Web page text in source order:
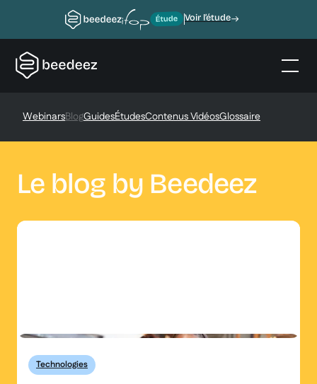
Voir l’étude
WebinarsBlogGuidesÉtudesContenus VidéosGlossaire
Le blog by Beedeez
Technologies